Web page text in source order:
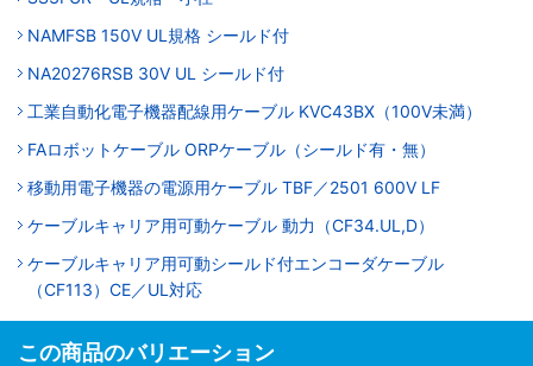
NAMFSB 150V UL規格 シールド付
NA20276RSB 30V UL シールド付
工業自動化電子機器配線用ケーブル KVC43BX（100V未満）
FAロボットケーブル ORPケーブル（シールド有・無）
移動用電子機器の電源用ケーブル TBF／2501 600V LF
ケーブルキャリア用可動ケーブル 動力（CF34.UL,D）
ケーブルキャリア用可動シールド付エンコーダケーブル
（CF113）CE／UL対応
この商品のバリエーション